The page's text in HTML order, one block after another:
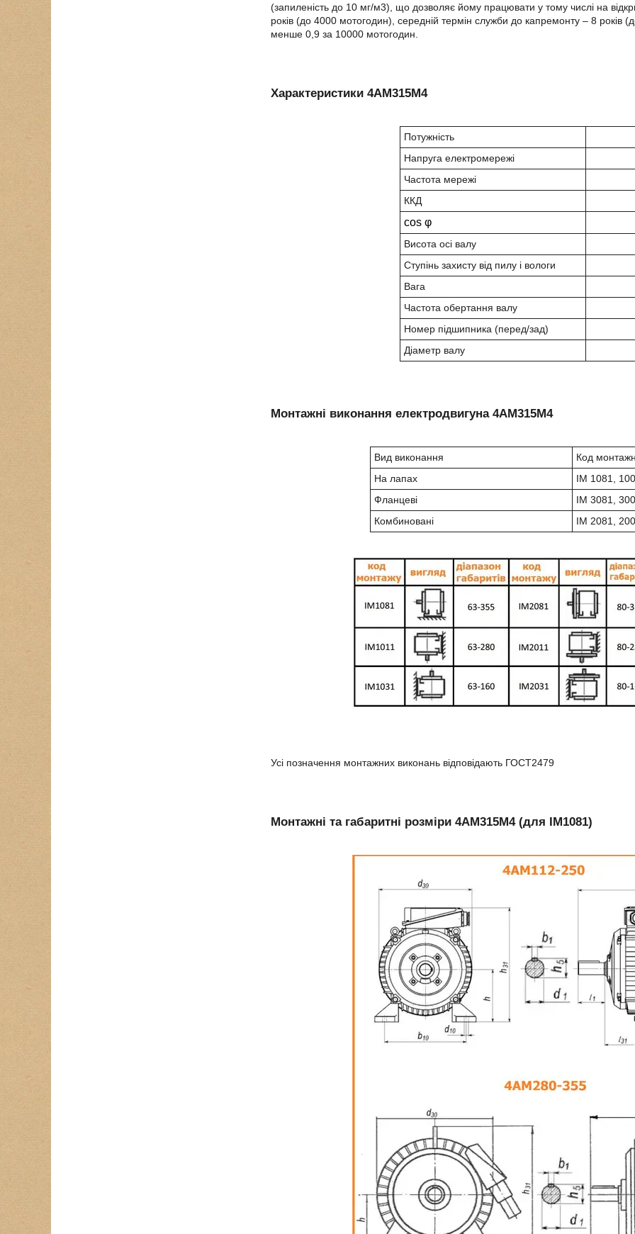
(запиленість до 10 мг/м3), що дозволяє йому працювати у тому числі на
років (до 4000 мотогодин), середній термін служби до капремонту – 8 років
менше 0,9 за 10000 мотогодин.
Характеристики 4АМ315М4
Потужність
Напруга електромережі
Частота мережі
ККД
cos φ
Висота осі валу
Ступінь захисту від пилу і вологи
Вага
Частота обертання валу
Номер підшипника (перед/зад)
Діаметр валу
Монтажні виконання електродвигуна 4АМ315М4
Вид виконання
Код
На лапах
IM 1081,
Фланцеві
IM 3081,
Комбиновані
IM 2081,
Усі позначення монтажних виконань відповідають ГОСТ2479
Монтажні та габаритні розміри 4АМ315М4 (для IM1081)